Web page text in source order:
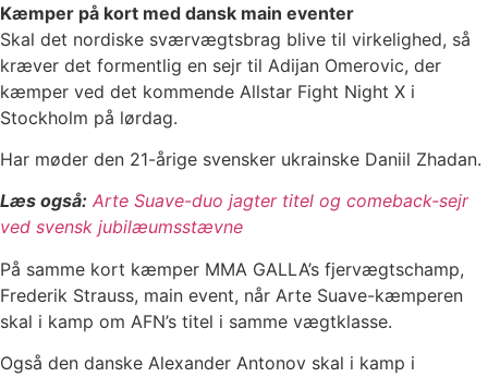
Kæmper på kort med dansk main eventer
Skal det nordiske sværvægtsbrag blive til virkelighed, så
kræver det formentlig en sejr til Adijan Omerovic, der
kæmper ved det kommende Allstar Fight Night X i
Stockholm på lørdag.
Har møder den 21-årige svensker ukrainske Daniil Zhadan.
Læs også: Arte Suave-duo jagter titel og comeback-sejr
ved svensk jubilæumsstævne
På samme kort kæmper MMA GALLA’s fjervægtschamp,
Frederik Strauss, main event, når Arte Suave-kæmperen
skal i kamp om AFN’s titel i samme vægtklasse.
Også den danske Alexander Antonov skal i kamp i